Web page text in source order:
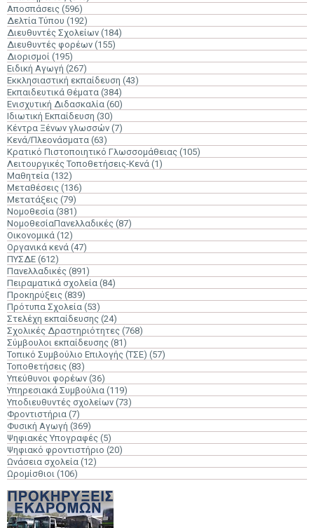
Αποσπάσεις (596)
Δελτία Τύπου (192)
Διευθυντές Σχολείων (184)
Διευθυντές φορέων (155)
Διορισμοί (195)
Ειδική Αγωγή (267)
Εκκλησιαστική εκπαίδευση (43)
Εκπαιδευτικά Θέματα (384)
Ενισχυτική Διδασκαλία (60)
Ιδιωτική Εκπαίδευση (30)
Κέντρα Ξένων γλωσσών (7)
Κενά/Πλεονάσματα (63)
Κρατικό Πιστοποιητικό Γλωσσομάθειας (105)
Λειτουργικές Τοποθετήσεις-Κενά (1)
Μαθητεία (132)
Μεταθέσεις (136)
Μετατάξεις (79)
Νομοθεσία (381)
ΝομοθεσίαΠανελλαδικές (87)
Οικονομικά (12)
Οργανικά κενά (47)
ΠΥΣΔΕ (612)
Πανελλαδικές (891)
Πειραματικά σχολεία (84)
Προκηρύξεις (839)
Πρότυπα Σχολεία (53)
Στελέχη εκπαίδευσης (24)
Σχολικές Δραστηριότητες (768)
Σύμβουλοι εκπαίδευσης (81)
Τοπικό Συμβούλιο Επιλογής (ΤΣΕ) (57)
Τοποθετήσεις (83)
Υπεύθυνοι φορέων (36)
Υπηρεσιακά Συμβούλια (119)
Υποδιευθυντές σχολείων (73)
Φροντιστήρια (7)
Φυσική Αγωγή (369)
Ψηφιακές Υπογραφές (5)
Ψηφιακό φροντιστήριο (20)
Ωνάσεια σχολεία (12)
Ωρομίσθιοι (106)